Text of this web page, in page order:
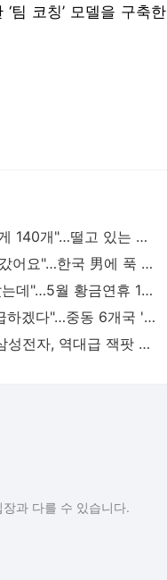
팀 코칭’ 모델을 구축한
"1000원도 안되는 게 140개"…떨고 있는 코스닥 개미들
"100만원어치 쓸어갔어요"…한국 男에 푹 빠진 일본 여성들 [K컬처인사이드]
"또 일본 갈 줄 알았는데"…5월 황금연휴 1위 여행지 어디?
"한국에 최우선 공급하겠다"…중동 6개국 '깜짝 선언'
"32만전자 간다"…삼성전자, 역대급 잭팟 예고에 주가 '들썩'
과 다를 수 있습니다.